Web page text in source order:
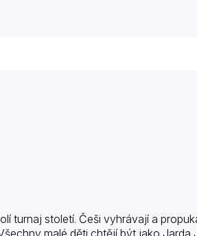
turnaj století. Češi vyhrávají a
malé děti chtějí být jako Jarda